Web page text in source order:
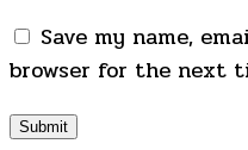
Save my name,
browser for the next